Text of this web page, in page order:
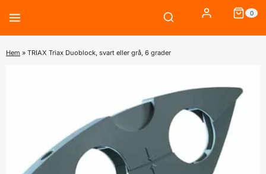
content
0
Hem » TRIAX Triax Duoblock, svart eller grå, 6 grader